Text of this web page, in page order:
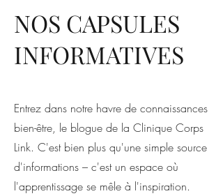
NOS CAPSULES
INFORMATIVES
Entrez dans notre havre de connaissances
bien-être, le blogue de la Clinique Corps
Link. C'est bien plus qu'une simple source
d'informations – c'est un espace où
l'apprentissage se mêle à l'inspiration.